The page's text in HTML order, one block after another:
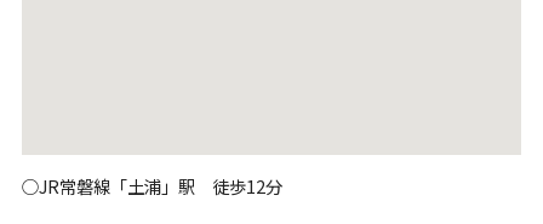
○JR常磐線「土浦」駅 徒歩12分